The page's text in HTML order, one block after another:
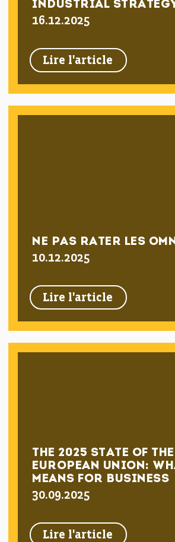
INDUSTRIAL
Lire l'article
16.12.2025
NE PAS RATER LES
Lire l'article
10.12.2025
THE 2025 STATE OF THE
EUROPEAN UNION:
MEANS FOR BUSINESS
Lire l'article
30.09.2025